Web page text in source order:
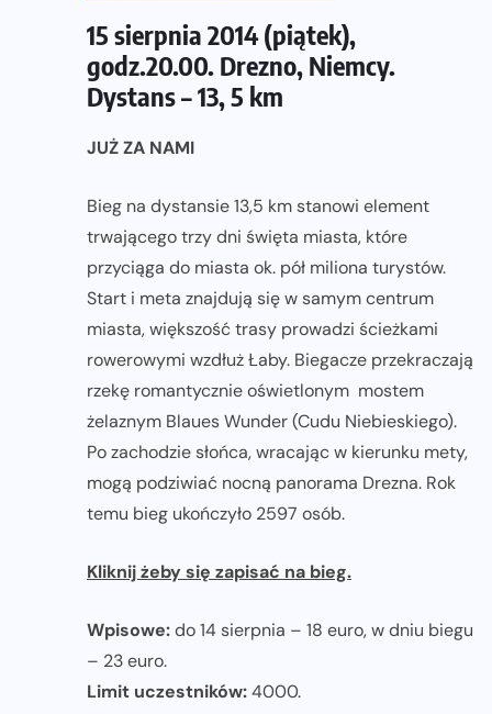
15 sierpnia 2014 (piątek),
godz.20.00. Drezno, Niemcy.
Dystans – 13, 5 km
JUŻ ZA NAMI
Bieg na dystansie 13,5 km stanowi element
trwającego trzy dni święta miasta, które
przyciąga do miasta ok. pół miliona turystów.
Start i meta znajdują się w samym centrum
miasta, większość trasy prowadzi ścieżkami
rowerowymi wzdłuż Łaby. Biegacze przekraczają
rzekę romantycznie oświetlonym mostem
żelaznym Blaues Wunder (Cudu Niebieskiego).
Po zachodzie słońca, wracając w kierunku mety,
mogą podziwiać nocną panorama Drezna. Rok
temu bieg ukończyło 2597 osób.
Kliknij żeby się zapisać na bieg.
Wpisowe:do 14 sierpnia – 18 euro, w dniu biegu
– 23 euro.
Limit uczestników:4000.